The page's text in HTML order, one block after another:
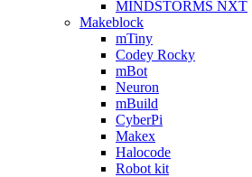
MINDSTORMS NXT
Makeblock
mTiny
Codey Rocky
mBot
Neuron
mBuild
CyberPi
Makex
Halocode
Robot kit